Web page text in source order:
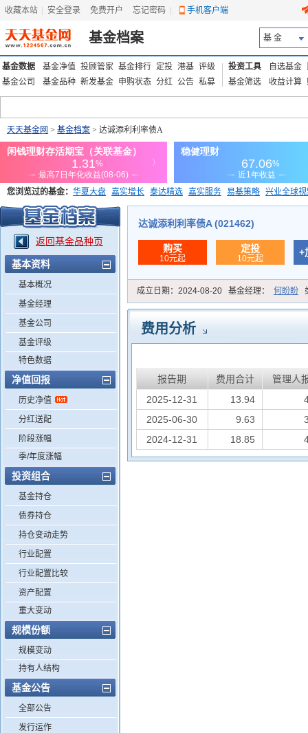
收藏本站 安全登录 免费开户 忘记密码 手机客户端
基金档案 基 金
基金数据 基金净值 投顾管家 基金排行 定投 港基 评级
基金公司
基金品种 新发基金 申购状态 分红 公告 私募
投资工具 自选基金
基金筛选
收益计算
天天基金网 > 基金档案 > 达诚添利利率债A
您浏览过的基金： 华夏大盘 嘉实增长 泰达精选 嘉实服务 易基策略 兴业全球
添富优势 华安宏利 上证180价值ETF
返回基金品种页
基本资料
基本概况
基金经理
基金公司
基金评级
特色数据
净值回报
历史净值
分红送配
阶段涨幅
季/年度涨幅
投资组合
基金持仓
债券持仓
持仓变动走势
行业配置
行业配置比较
资产配置
重大变动
规模份额
规模变动
持有人结构
基金公告
全部公告
发行运作
达诚添利利率债A (021462)
购买
10元起
定投
10元起
+
成立日期： 2024-08-20 基金经理： 何盼盼
费用分析
报告期 费用合计
管理人
2025-12-31
13.94
2025-06-30
9.63
2024-12-31
18.85